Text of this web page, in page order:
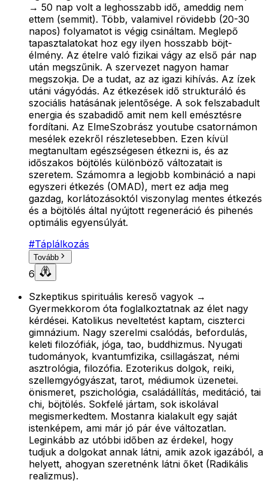
→ 50 nap volt a leghosszabb idő, ameddig nem
ettem (semmit). Több, valamivel rövidebb (20-30
napos) folyamatot is végig csináltam. Meglepő
tapasztalatokat hoz egy ilyen hosszabb böjt-
élmény. Az ételre való fizikai vágy az első pár nap
után megszűnik. A szervezet nagyon hamar
megszokja. De a tudat, az az igazi kihívás. Az ízek
utáni vágyódás. Az étkezések idő strukturáló és
szociális hatásának jelentősége. A sok felszabadult
energia és szabadidő amit nem kell emésztésre
fordítani. Az ElmeSzobrász youtube csatornámon
mesélek ezekről részletesebben. Ezen kívül
megtanultam egészségesen étkezni is, és az
időszakos böjtölés különböző változatait is
szeretem. Számomra a legjobb kombináció a napi
egyszeri étkezés (OMAD), mert ez adja meg
gazdag, korlátozásoktól viszonylag mentes étkezés
és a böjtölés által nyújtott regeneráció és pihenés
optimális egyensúlyát.
#Táplálkozás
Tovább
6
Szkeptikus spirituális kereső vagyok →
Gyermekkorom óta foglalkoztatnak az élet nagy
kérdései. Katolikus neveltetést kaptam, ciszterci
gimnázium. Nagy szerelmi csalódás, befordulás,
keleti filozófiák, jóga, tao, buddhizmus. Nyugati
tudományok, kvantumfizika, csillagászat, némi
asztrológia, filozófia. Ezoterikus dolgok, reiki,
szellemgyógyászat, tarot, médiumok üzenetei.
önismeret, pszichológia, családállítás, meditáció, tai
chi, böjtölés. Sokfelé jártam, sok iskolával
megismerkedtem. Mostanra kialakult egy saját
istenképem, ami már jó pár éve változatlan.
Leginkább az utóbbi időben az érdekel, hogy
tudjuk a dolgokat annak látni, amik azok igazából, a
helyett, ahogyan szeretnénk látni őket (Radikális
realizmus).